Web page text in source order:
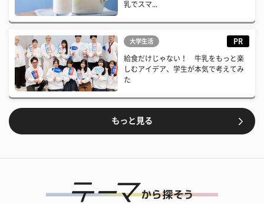
乳でスマ...
大学生活 PR
給食だけじゃない！ 牛乳をもっと楽
しむアイデア、学生が本気で考えてみ
た
もっと見る